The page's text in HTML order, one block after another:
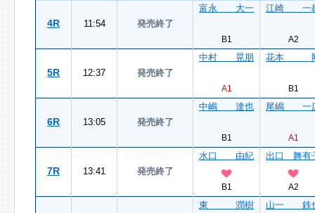
4R 11:54 発売終了
富永 大一
B1
江崎 一
A2
5R 12:37 発売終了
中村 晃朋
A1
花本
B1
6R 13:05 発売終了
中嶋 達也
B1
尾嶋 一
A1
7R 13:41 発売終了
水口 由紀
B1
出口 舞有
A2
東 潤樹 山一 鉄